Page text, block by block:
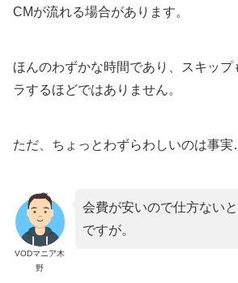
CMが流れる場合があります。
ほんのわずかな時間であり、スキップ
ラするほどではありません。
ただ、ちょっとわずらわしいのは事
VODマニア木
野
会費が安いので仕方ない
ですが。